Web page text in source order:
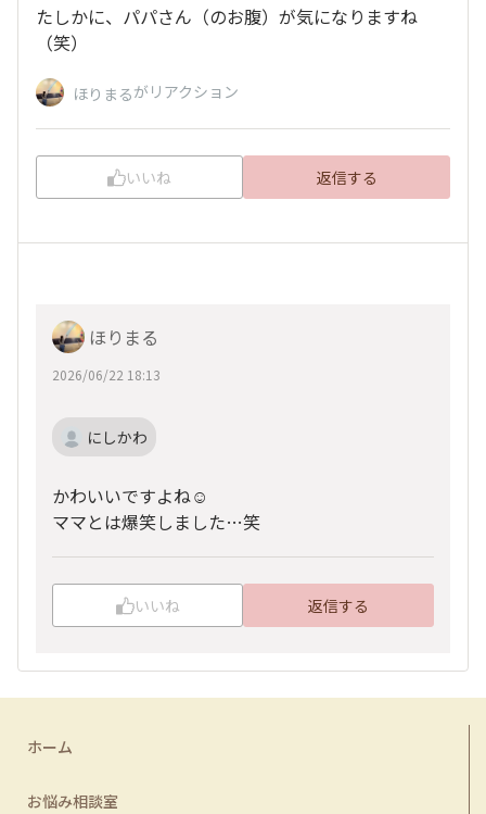
たしかに、パパさん（のお腹）が気になりますね
（笑）
ほりまるがリアクション
いいね 返信する
ほりまる
2026/06/22 18:13
にしかわ
かわいいですよね☺️
ママとは爆笑しました…笑
いいね 返信する
ホーム
お悩み相談室